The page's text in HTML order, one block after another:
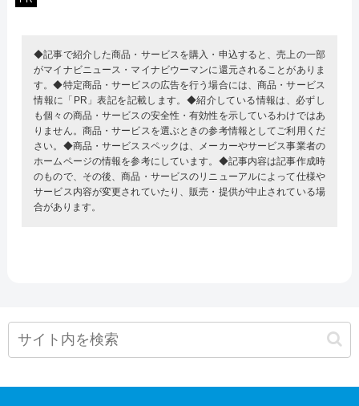
◆記事で紹介した商品・サービスを購入・申込すると、売上の一部
がマイナビニュース・マイナビウーマンに還元されることがありま
す。◆特定商品・サービスの広告を行う場合には、商品・サービス
情報に「PR」表記を記載します。◆紹介している情報は、必ずし
も個々の商品・サービスの安全性・有効性を示しているわけではあ
りません。商品・サービスを選ぶときの参考情報としてご利用くだ
さい。◆商品・サービススペックは、メーカーやサービス事業者の
ホームページの情報を参考にしています。◆記事内容は記事作成時
のもので、その後、商品・サービスのリニューアルによって仕様や
サービス内容が変更されていたり、販売・提供が中止されている場
合があります。